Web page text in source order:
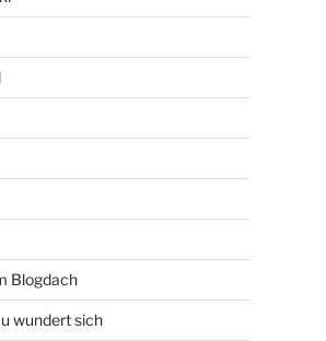
Blogdach
wundert sich